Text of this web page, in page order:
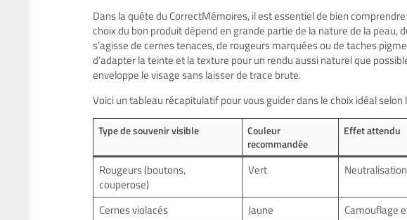
Dans la quête du CorrectMémoires, il est essentiel de bien
choix du bon produit dépend en grande partie de la nature de la peau,
s’agisse de cernes tenaces, de rougeurs marquées ou de taches
d’adapter la teinte et la texture pour un rendu aussi naturel que
enveloppe le visage sans laisser de trace brute.
Voici un tableau récapitulatif pour vous guider dans le choix idéal selon
Type de souvenir visible
Couleur
recommandée
Effet attendu
Rougeurs (boutons,
couperose)
Vert
Cernes violacés Jaune Camouflage